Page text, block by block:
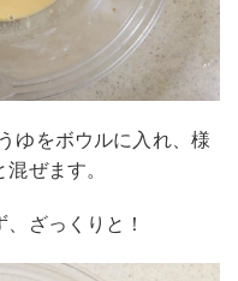
をボウルに入れ、様
ぜます。
ざっくりと！